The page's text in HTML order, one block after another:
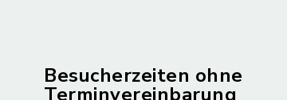
Besucherzeiten ohne
Terminvereinbarung